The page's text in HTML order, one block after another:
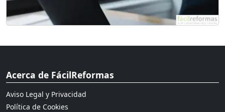
Acerca de FácilReformas
Aviso Legal y Privacidad
Política de Cookies